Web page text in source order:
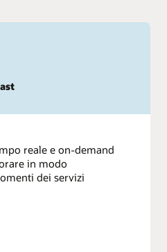
reale e on-demand
in modo
dei servizi